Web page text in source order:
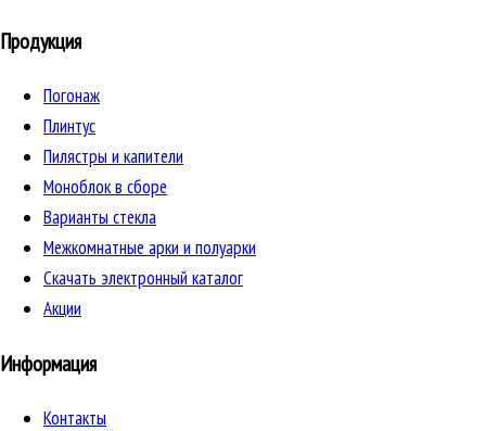
Продукция
Погонаж
Плинтус
Пилястры и капители
Моноблок в сборе
Варианты стекла
Межкомнатные арки и полуарки
Скачать электронный каталог
Акции
Информация
Контакты